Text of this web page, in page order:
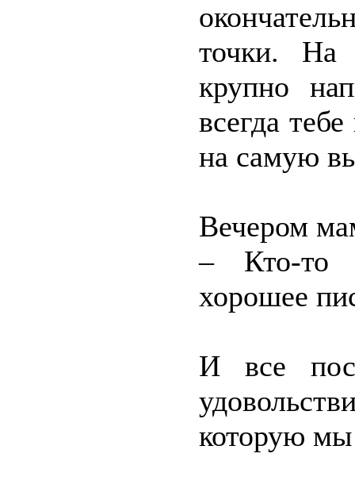
точки. На
крупно
всегда
на самую
Вечером
– Кто-то
хорошее
И все
которую